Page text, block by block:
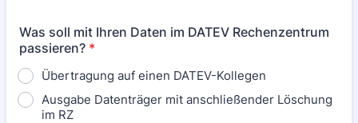
Was soll mit Ihren Daten im DATEV Rechenzentrum
passieren? *
Übertragung auf einen DATEV-Kollegen
Ausgabe Datenträger mit anschließender Löschung
im RZ